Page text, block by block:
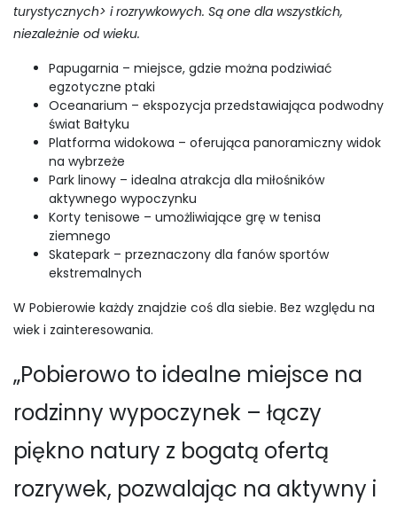
turystycznych> i rozrywkowych. Są one dla wszystkich,
niezależnie od wieku.
Papugarnia – miejsce, gdzie można podziwiać
egzotyczne ptaki
Oceanarium – ekspozycja przedstawiająca podwodny
świat Bałtyku
Platforma widokowa – oferująca panoramiczny widok
na wybrzeże
Park linowy – idealna atrakcja dla miłośników
aktywnego wypoczynku
Korty tenisowe – umożliwiające grę w tenisa
ziemnego
Skatepark – przeznaczony dla fanów sportów
ekstremalnych
W Pobierowie każdy znajdzie coś dla siebie. Bez względu na
wiek i zainteresowania.
„Pobierowo to idealne miejsce na
rodzinny wypoczynek – łączy
piękno natury z bogatą ofertą
rozrywek, pozwalając na aktywny i